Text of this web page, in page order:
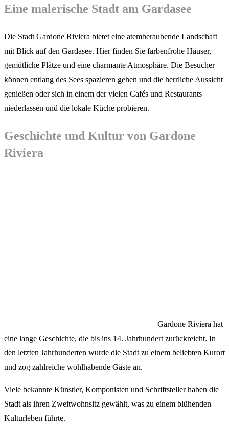
Eine malerische Stadt am Gardasee
Die Stadt Gardone Riviera bietet eine atemberaubende Landschaft
mit Blick auf den Gardasee. Hier finden Sie farbenfrohe Häuser,
gemütliche Plätze und eine charmante Atmosphäre. Die Besucher
können entlang des Sees spazieren gehen und die herrliche Aussicht
genießen oder sich in einem der vielen Cafés und Restaurants
niederlassen und die lokale Küche probieren.
Geschichte und Kultur von Gardone
Riviera
Gardone Riviera hat
eine lange Geschichte, die bis ins 14. Jahrhundert zurückreicht. In
den letzten Jahrhunderten wurde die Stadt zu einem beliebten Kurort
und zog zahlreiche wohlhabende Gäste an.
Viele bekannte Künstler, Komponisten und Schriftsteller haben die
Stadt als ihren Zweitwohnsitz gewählt, was zu einem blühenden
Kulturleben führte.